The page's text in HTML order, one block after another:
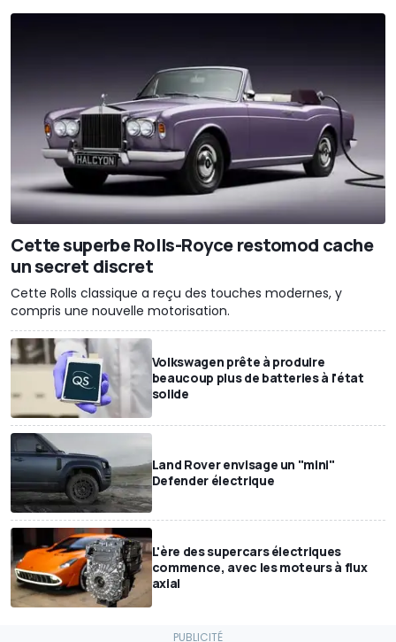
Cette superbe Rolls-Royce restomod cache
un secret discret
Cette Rolls classique a reçu des touches modernes, y
compris une nouvelle motorisation.
Volkswagen prête à produire
beaucoup plus de batteries à l'état
solide
Land Rover envisage un "mini"
Defender électrique
L'ère des supercars électriques
commence, avec les moteurs à flux
axial